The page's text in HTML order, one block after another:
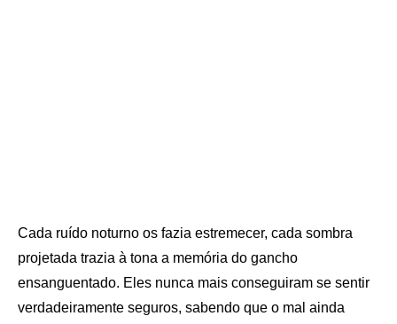
Cada ruído noturno os fazia estremecer, cada sombra
projetada trazia à tona a memória do gancho
ensanguentado. Eles nunca mais conseguiram se sentir
verdadeiramente seguros, sabendo que o mal ainda